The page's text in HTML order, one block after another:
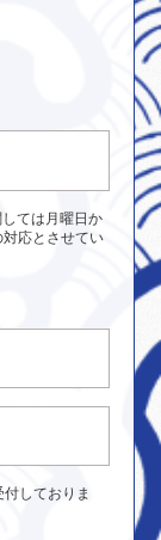
ては月曜日か
応とさせてい
しておりま